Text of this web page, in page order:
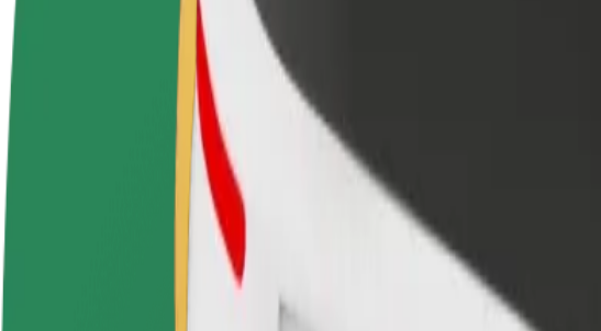
Pénzkereseti lehetőség
igényeidre szabva
Legyél futár
Legyél futár és részesülj heti
kifizetésben
Utazás Funchal Cable Car és Madeira Cristiano Ronaldo Airport
A leggyorsabb utat keresed Funchal Cable Car és Madeira Cristiano Ronaldo